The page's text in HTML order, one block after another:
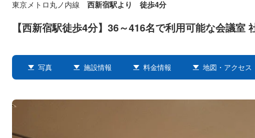
東京メトロ丸ノ内線 西新宿駅より 徒歩4分
【西新宿駅徒歩4分】36～416名で利用可能な会議室
写真 施設情報 料金情報 地図・アクセス